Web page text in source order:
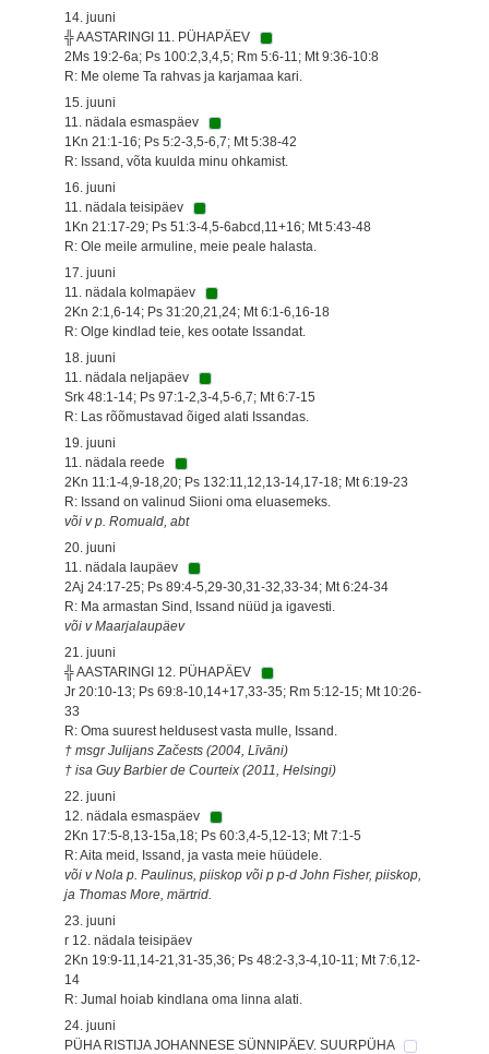
14. juuni
╬ AASTARINGI 11. PÜHAPÄEV
2Ms 19:2-6a; Ps 100:2,3,4,5; Rm 5:6-11; Mt 9:36-10:8
R: Me oleme Ta rahvas ja karjamaa kari.
15. juuni
11. nädala esmaspäev
1Kn 21:1-16; Ps 5:2-3,5-6,7; Mt 5:38-42
R: Issand, võta kuulda minu ohkamist.
16. juuni
11. nädala teisipäev
1Kn 21:17-29; Ps 51:3-4,5-6abcd,11+16; Mt 5:43-48
R: Ole meile armuline, meie peale halasta.
17. juuni
11. nädala kolmapäev
2Kn 2:1,6-14; Ps 31:20,21,24; Mt 6:1-6,16-18
R: Olge kindlad teie, kes ootate Issandat.
18. juuni
11. nädala neljapäev
Srk 48:1-14; Ps 97:1-2,3-4,5-6,7; Mt 6:7-15
R: Las rõõmustavad õiged alati Issandas.
19. juuni
11. nädala reede
2Kn 11:1-4,9-18,20; Ps 132:11,12,13-14,17-18; Mt 6:19-23
R: Issand on valinud Siioni oma eluasemeks.
või v p. Romuald, abt
20. juuni
11. nädala laupäev
2Aj 24:17-25; Ps 89:4-5,29-30,31-32,33-34; Mt 6:24-34
R: Ma armastan Sind, Issand nüüd ja igavesti.
või v Maarjalaupäev
21. juuni
╬ AASTARINGI 12. PÜHAPÄEV
Jr 20:10-13; Ps 69:8-10,14+17,33-35; Rm 5:12-15; Mt 10:26-
33
R: Oma suurest heldusest vasta mulle, Issand.
† msgr Julijans Začests (2004, Līvāni)
† isa Guy Barbier de Courteix (2011, Helsingi)
22. juuni
12. nädala esmaspäev
2Kn 17:5-8,13-15a,18; Ps 60:3,4-5,12-13; Mt 7:1-5
R: Aita meid, Issand, ja vasta meie hüüdele.
või v Nola p. Paulinus, piiskop või p p-d John Fisher, piiskop,
ja Thomas More, märtrid.
23. juuni
r 12. nädala teisipäev
2Kn 19:9-11,14-21,31-35,36; Ps 48:2-3,3-4,10-11; Mt 7:6,12-
14
R: Jumal hoiab kindlana oma linna alati.
24. juuni
PÜHA RISTIJA JOHANNESE SÜNNIPÄEV. SUURPÜHA